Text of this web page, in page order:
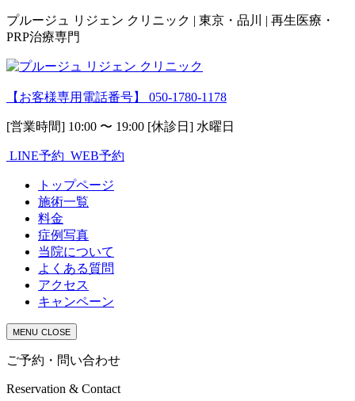
プルージュ リジェン クリニック | 東京・品川 | 再生医療・
PRP治療専門
【お客様専用電話番号】 050-1780-1178
[営業時間] 10:00 〜 19:00 [休診日] 水曜日
LINE予約 WEB予約
トップページ
施術一覧
料金
症例写真
当院について
よくある質問
アクセス
キャンペーン
MENU CLOSE
ご予約・問い合わせ
Reservation & Contact